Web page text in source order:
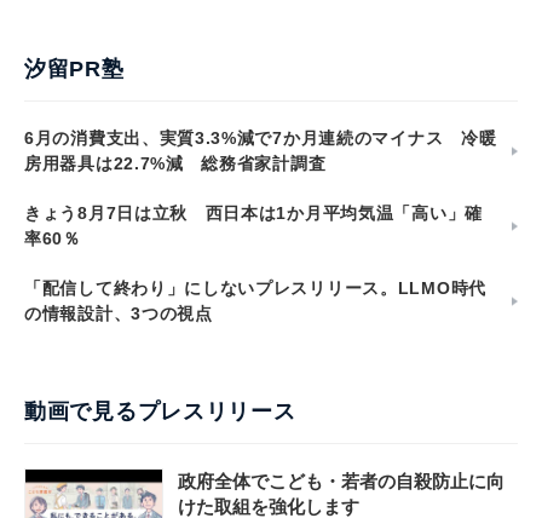
汐留PR塾
6月の消費支出、実質3.3%減で7か月連続のマイナス 冷暖
房用器具は22.7%減 総務省家計調査
きょう8月7日は立秋 西日本は1か月平均気温「高い」確
率60％
「配信して終わり」にしないプレスリリース。LLMO時代
の情報設計、3つの視点
動画で見るプレスリリース
政府全体でこども・若者の自殺防止に向
けた取組を強化します